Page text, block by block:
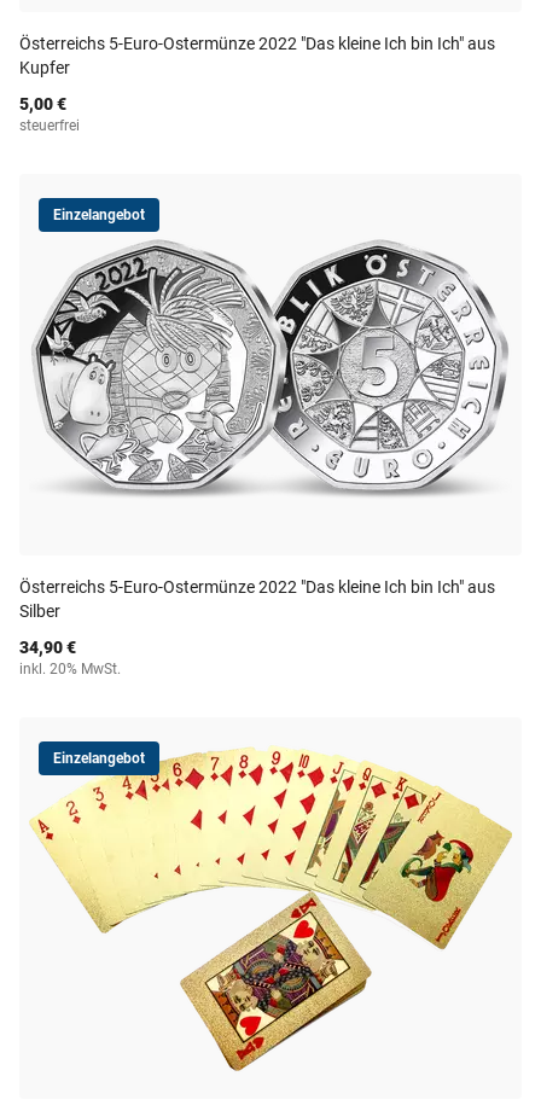
Österreichs 5-Euro-Ostermünze 2022 "Das kleine Ich bin Ich" aus
Kupfer
5,00 €
steuerfrei
Einzelangebot
Österreichs 5-Euro-Ostermünze 2022 "Das kleine Ich bin Ich" aus
Silber
34,90 €
inkl. 20% MwSt.
Einzelangebot